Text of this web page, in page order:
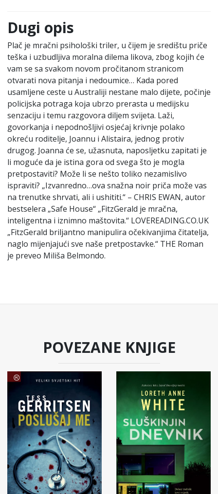
Dugi opis
Plač je mračni psihološki triler, u čijem je središtu priče
teška i uzbudljiva moralna dilema likova, zbog kojih će
vam se sa svakom novom pročitanom stranicom
otvarati nova pitanja i nedoumice… Kada pored
usamljene ceste u Australiji nestane malo dijete, počinje
policijska potraga koja ubrzo prerasta u medijsku
senzaciju i temu razgovora diljem svijeta. Laži,
govorkanja i nepodnošljivi osjećaj krivnje polako
okreću roditelje, Joannu i Alistaira, jednog protiv
drugog. Joanna će se, užasnuta, naposljetku zapitati je
li moguće da je istina gora od svega što je mogla
pretpostaviti? Može li se nešto toliko nezamislivo
ispraviti? „Izvanredno…ova snažna noir priča može vas
na trenutke shrvati, ali i ushititi.“ – CHRIS EWAN, autor
bestselera „Safe House“ „FitzGerald je mračna,
inteligentna i iznimno maštovita.“ LOVEREADING.CO.UK
„FitzGerald briljantno manipulira očekivanjima čitatelja,
naglo mijenjajući sve naše pretpostavke.“ THE Roman
je preveo Miliša Belmondo.
POVEZANE KNJIGE